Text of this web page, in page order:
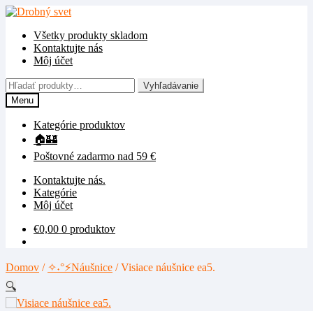
Preskočiť
navigáciu
Preskočiť
obsah
Všetky produkty skladom
Kontaktujte nás
Môj účet
Hľadať:
Vyhľadávanie
Menu
Kategórie produktov
🏠🏰
Poštovné zadarmo nad 59 €
Kontaktujte nás.
Kategórie
Môj účet
€0,00 0 produktov
Domov / ✧˖°⚡Náušnice /Visiace náušnice ea5.
🔍